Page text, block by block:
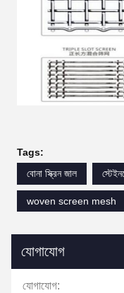
Tags:
বোনা স্ক্রিন জাল
woven screen mesh
যোগাযোগ
যোগাযোগ: